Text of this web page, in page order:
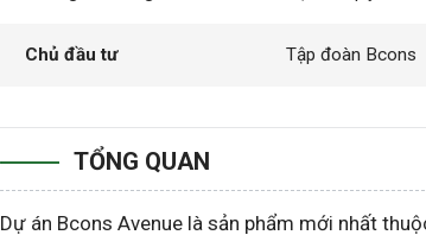
Chủ đầu tư Tập đoàn Bcons
TỔNG QUAN
Dự án Bcons Avenue là sản phẩm mới nhất